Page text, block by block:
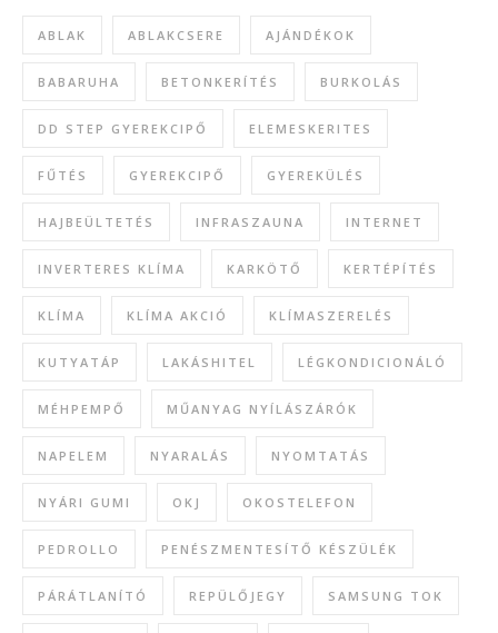
ABLAK ABLAKCSERE AJÁNDÉKOK
BABARUHA BETONKERÍTÉS BURKOLÁS
DD STEP GYEREKCIPŐ ELEMESKERITES
FŰTÉS GYEREKCIPŐ GYEREKÜLÉS
HAJBEÜLTETÉS INFRASZAUNA INTERNET
INVERTERES KLÍMA KARKÖTŐ KERTÉPÍTÉS
KLÍMA KLÍMA AKCIÓ KLÍMASZERELÉS
KUTYATÁP LAKÁSHITEL LÉGKONDICIONÁLÓ
MÉHPEMPŐ MŰANYAG NYÍLÁSZÁRÓK
NAPELEM NYARALÁS NYOMTATÁS
NYÁRI GUMI OKJ OKOSTELEFON
PEDROLLO PENÉSZMENTESÍTŐ KÉSZÜLÉK
PÁRÁTLANÍTÓ REPÜLŐJEGY SAMSUNG TOK